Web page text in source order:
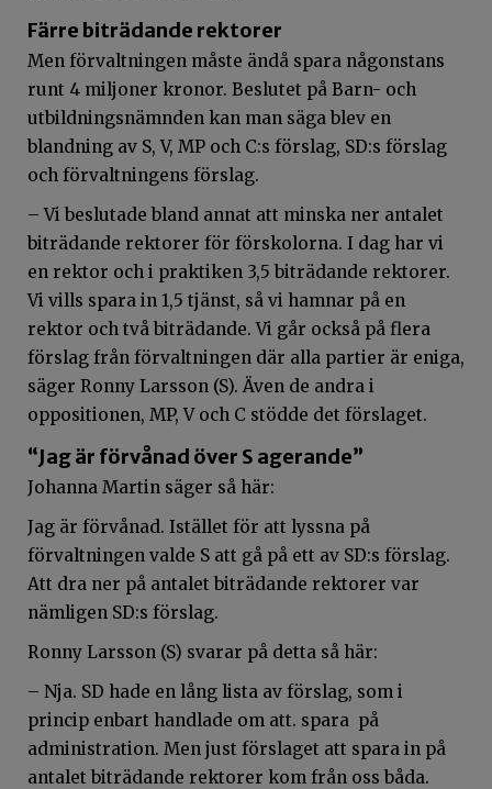
Färre biträdande rektorer
Men förvaltningen måste ändå spara någonstans
runt 4 miljoner kronor. Beslutet på Barn- och
utbildningsnämnden kan man säga blev en
blandning av S, V, MP och C:s förslag, SD:s förslag
och förvaltningens förslag.
– Vi beslutade bland annat att minska ner antalet
biträdande rektorer för förskolorna. I dag har vi
en rektor och i praktiken 3,5 biträdande rektorer.
Vi vills spara in 1,5 tjänst, så vi hamnar på en
rektor och två biträdande. Vi går också på flera
förslag från förvaltningen där alla partier är eniga,
säger Ronny Larsson (S). Även de andra i
oppositionen, MP, V och C stödde det förslaget.
“Jag är förvånad över S agerande”
Johanna Martin säger så här:
Jag är förvånad. Istället för att lyssna på
förvaltningen valde S att gå på ett av SD:s förslag.
Att dra ner på antalet biträdande rektorer var
nämligen SD:s förslag.
Ronny Larsson (S) svarar på detta så här:
– Nja. SD hade en lång lista av förslag, som i
princip enbart handlade om att. spara på
administration. Men just förslaget att spara in på
antalet biträdande rektorer kom från oss båda.